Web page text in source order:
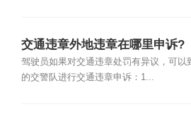
交通违章外地违章在哪里申诉?
驾驶员如果对交通违章处罚有异议，可以
的交警队进行交通违章申诉：1...